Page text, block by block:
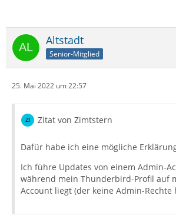
Altstadt
Senior-Mitglied
25. Mai 2022 um 22:57
Zitat von Zimtstern
Dafür habe ich eine mögliche
Ich führe Updates von einem Admin-
während mein Thunderbird-Profil auf
Account liegt (der keine Admin-Rechte